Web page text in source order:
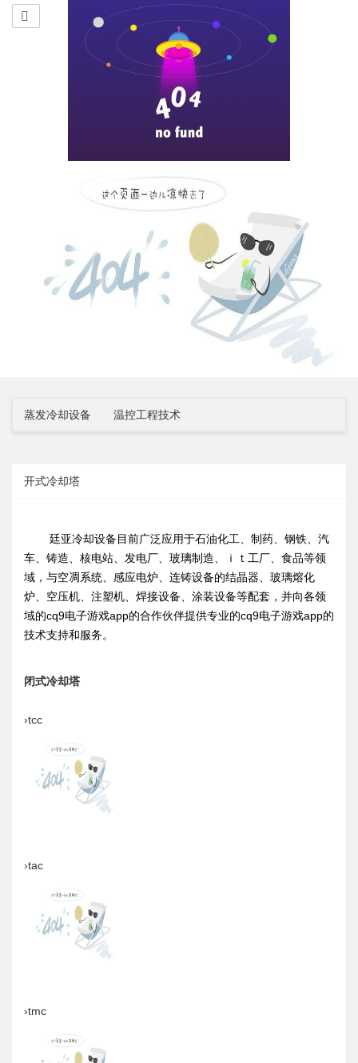
蒸发冷却设备 温控工程技术
开式冷却塔
廷亚冷却设备目前广泛应用于石油化工、制药、钢铁、汽
车、铸造、核电站、发电厂、玻璃制造、ｉｔ工厂、食品等领
域，与空凋系统、感应电炉、连铸设备的结晶器、玻璃熔化
炉、空压机、注塑机、焊接设备、涂装设备等配套，并向各领
域的cq9电子游戏app的合作伙伴提供专业的cq9电子游戏app的
技术支持和服务。
闭式冷却塔
›tcc
›tac
›tmc